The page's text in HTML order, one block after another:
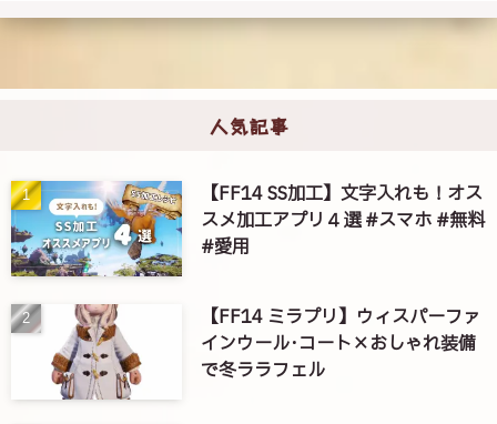
人気記事
【FF14 SS加工】文字入れも！オス
スメ加工アプリ４選 #スマホ #無料
#愛用
【FF14 ミラプリ】ウィスパーファ
インウール･コート×おしゃれ装備
で冬ララフェル